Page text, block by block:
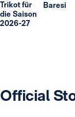
Trikot für
die Saison
2026-27
Baresi
Official